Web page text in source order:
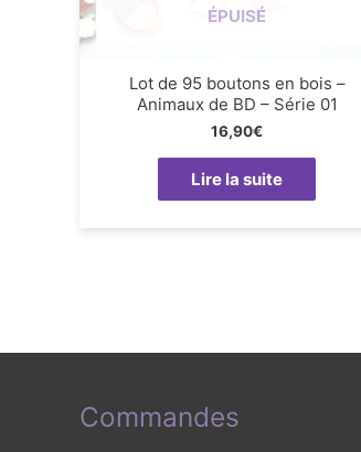
ÉPUISÉ
Lot de 95 boutons en bois –
Animaux de BD – Série 01
16,90€
Lire la suite
Commandes